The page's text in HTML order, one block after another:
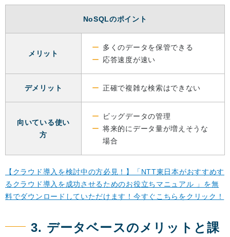
NoSQLのポイント
メリット
多くのデータを保管できる
応答速度が速い
デメリット 正確で複雑な検索はできない
向いている使い
方
ビッグデータの管理
将来的にデータ量が増えそうな
場合
【クラウド導入を検討中の方必見！】「NTT東日本がおすすめす
るクラウド導入を成功させるためのお役立ちマニュアル 」を無
料でダウンロードしていただけます！今すぐこちらをクリック！
3. データベースのメリットと課